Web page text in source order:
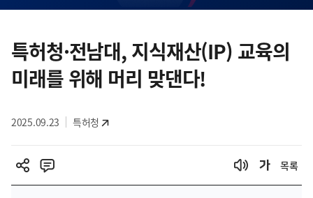
텐
츠
영
특허청·전남대, 지식재산(IP) 교육의
미래를 위해 머리 맞댄다!
2025.09.23 특허청
목록